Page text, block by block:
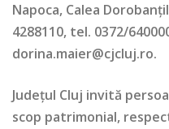
Napoca, Calea
4288110, tel. 0372/
dorina.maier@cjcluj.ro.
Județul Cluj invită
scop patrimonial,